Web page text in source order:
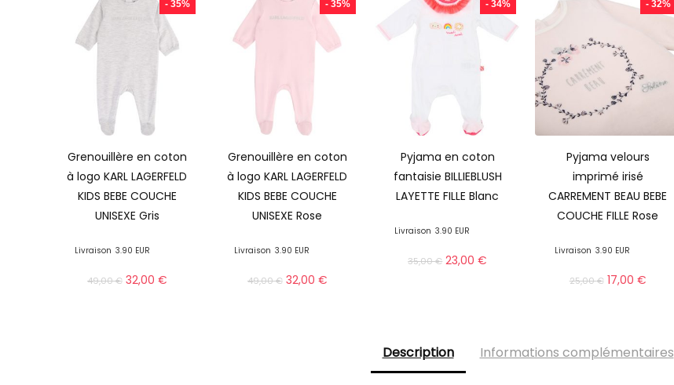
- 35%
Grenouillère en coton
à logo KARL LAGERFELD
KIDS BEBE COUCHE
UNISEXE Gris
Livraison 3.90 EUR
49,00€ 32,00 €
- 35%
Grenouillère en coton
à logo KARL LAGERFELD
KIDS BEBE COUCHE
UNISEXE Rose
Livraison 3.90 EUR
49,00€ 32,00 €
- 34%
Pyjama en coton
fantaisie BILLIEBLUSH
LAYETTE FILLE Blanc
Livraison 3.90 EUR
35,00€ 23,00€
- 32%
Pyjama velours
imprimé irisé
CARREMENT BEAU BEBE
COUCHE FILLE Rose
Livraison 3.90 EUR
25,00€ 17,00 €
Description Informations complémentaires